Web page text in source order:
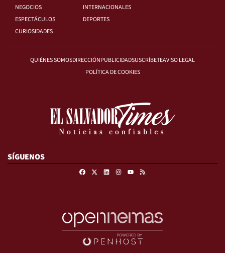
NEGOCIOS
INTERNACIONALES
ESPECTÁCULOS
DEPORTES
CURIOSIDADES
QUIÉNES SOMOSDIRECCIÓNPUBLICIDADSUSCRÍBETEAVISO LEGAL
POLÍTICA DE COOKIES
SÍGUENOS
FacebookLinkedinInstagram